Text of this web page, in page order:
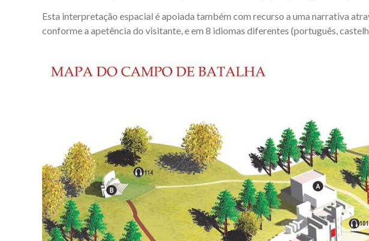
Esta interpretação espacial é apoiada também com recurso a uma narrativa
conforme a apetência do visitante, e em 8 idiomas diferentes (português,